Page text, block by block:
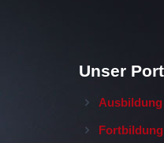
Unser
Ausbildung
Fortbildung